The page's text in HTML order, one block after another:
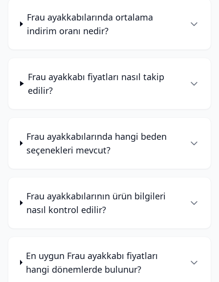
Frau ayakkabılarında ortalama
indirim oranı nedir?
Frau ayakkabı fiyatları nasıl takip
edilir?
Frau ayakkabılarında hangi beden
seçenekleri mevcut?
Frau ayakkabılarının ürün bilgileri
nasıl kontrol edilir?
En uygun Frau ayakkabı fiyatları
hangi dönemlerde bulunur?